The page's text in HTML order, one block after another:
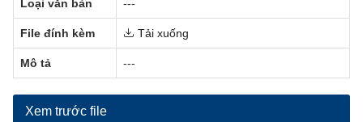
Loại văn bản ---
File đính kèm Tải xuống
Mô tả ---
Xem trước file